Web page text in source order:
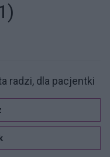
radzi, dla pacjentki